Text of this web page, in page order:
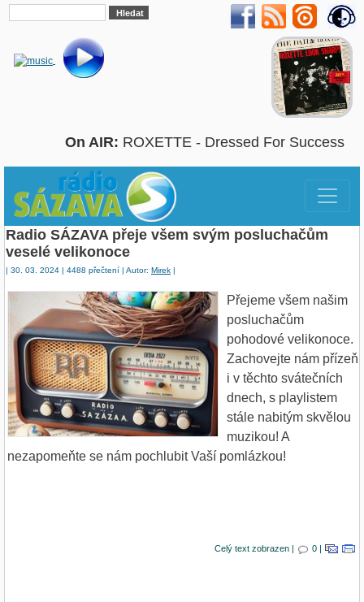
On AIR: ROXETTE - Dressed For Success
Radio SÁZAVA přeje všem svým posluchačům
veselé velikonoce
| 30. 03. 2024 | 4488 přečtení | Autor: Mirek |
Přejeme všem našim
posluchačům
pohodové velikonoce.
Zachovejte nám přízeň
i v těchto svátečních
dnech, s playlistem
stále nabitým skvělou
muzikou! A
nezapomeňte se nám pochlubit Vaší pomlázkou!
Celý text zobrazen | 0 |